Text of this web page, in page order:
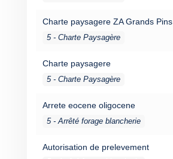
Charte paysagere ZA Grands Pins
5 - Charte Paysagère
Charte paysagere
5 - Charte Paysagère
Arrete eocene oligocene
5 - Arrêté forage blancherie
Autorisation de prelevement